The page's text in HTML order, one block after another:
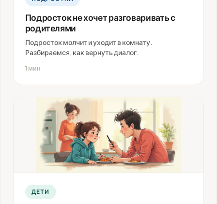
Подросток не хочет разговаривать с
родителями
Подросток молчит и уходит в комнату.
Разбираемся, как вернуть диалог.
1 мин
ДЕТИ